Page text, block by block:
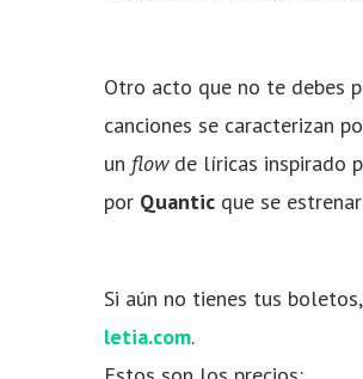
Otro acto que no te debes
canciones se caracterizan
un flowde líricas inspirado
por Quantic que se
Si aún no tienes tus
letia.com.